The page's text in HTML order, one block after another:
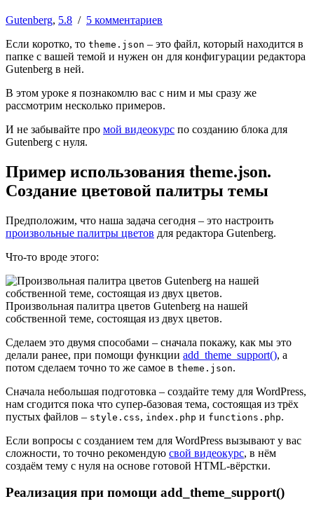
Gutenberg, 5.8 / 5 комментариев
Если коротко, то theme.json – это файл, который находится в
папке с вашей темой и нужен он для конфигурации редактора
Gutenberg в ней.
В этом уроке я познакомлю вас с ним и мы сразу же
рассмотрим несколько примеров.
И не забывайте про мой видеокурс по созданию блока для
Gutenberg с нуля.
Пример использования theme.json.
Создание цветовой палитры темы
Предположим, что наша задача сегодня – это настроить
произвольные палитры цветов для редактора Gutenberg.
Что-то вроде этого:
Произвольная палитра цветов Gutenberg на нашей
собственной теме, состоящая из двух цветов.
Сделаем это двумя способами – сначала покажу, как мы это
делали ранее, при помощи функции add_theme_support(), а
потом сделаем точно то же самое в theme.json.
Сначала небольшая подготовка – создайте тему для WordPress,
нам сгодится пока что супер-базовая тема, состоящая из трёх
пустых файлов – style.css, index.php и functions.php.
Если вопросы с созданием тем для WordPress вызывают у вас
сложности, то точно рекомендую свой видеокурс, в нём
создаём тему с нуля на основе готовой HTML-вёрстки.
Реализация при помощи add_theme_support()